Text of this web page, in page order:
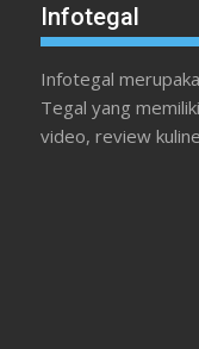
Infotegal
Infotegal
Tegal yang
video, review